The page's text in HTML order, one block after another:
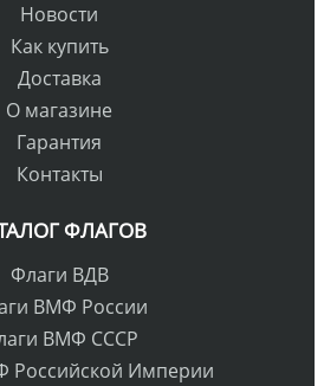
Новости
Как купить
Доставка
О магазине
Гарантия
Контакты
ФЛАГОВ
Флаги ВДВ
ВМФ России
ВМФ СССР
Российской Империи